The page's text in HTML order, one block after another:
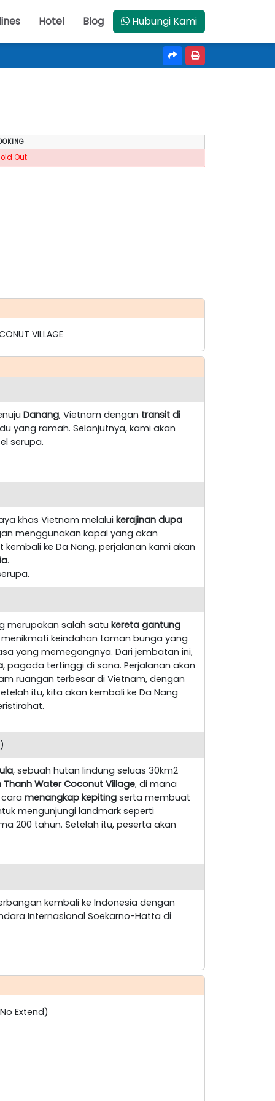
Hotel Blog Hubungi Kami
Out
VILLAGE
Danang, Vietnam dengan transit di
yang ramah. Selanjutnya, kami akan
serupa.
khas Vietnam melalui kerajinan dupa
menggunakan kapal yang akan
kembali ke Da Nang, perjalanan kami akan
.
merupakan salah satu kereta gantung
menikmati keindahan taman bunga yang
yang memegangnya. Dari jembatan ini,
, pagoda tertinggi di sana. Perjalanan akan
ruangan terbesar di Vietnam, dengan
itu, kita akan kembali ke Da Nang
, sebuah hutan lindung seluas 30km2
Thanh Water Coconut Village, di mana
menangkap kepiting serta membuat
mengunjungi landmark seperti
200 tahun. Setelah itu, peserta akan
kembali ke Indonesia dengan
Internasional Soekarno-Hatta di
Extend)